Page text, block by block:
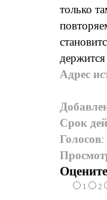
только
Адрес
Срок
Голосов:
1 2